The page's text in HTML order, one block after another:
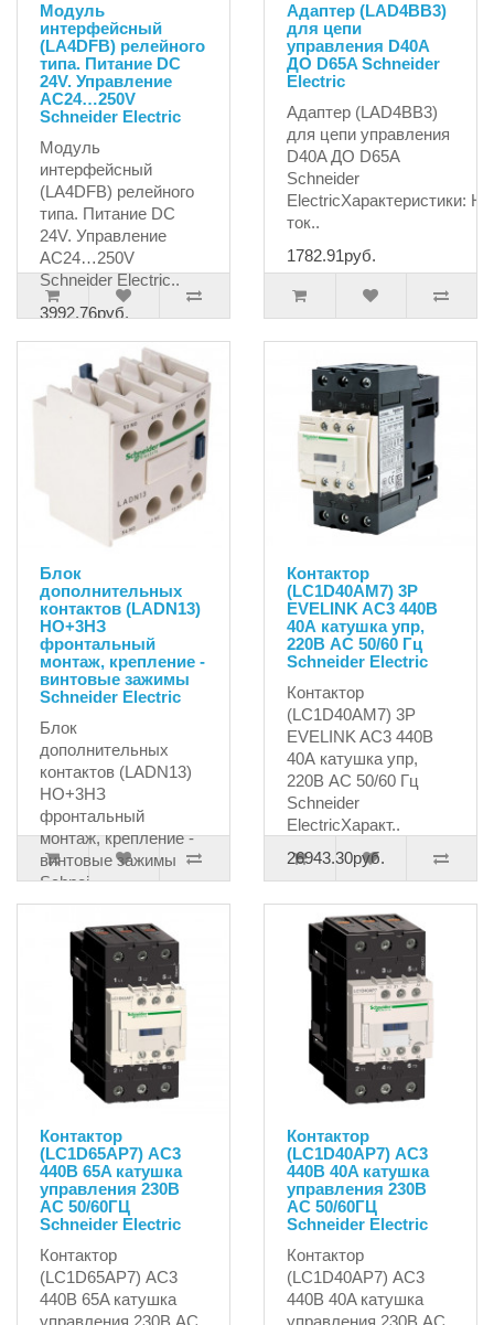
Модуль
интерфейсный
(LA4DFB) релейного
типа. Питание DC
24V. Управление
AC24…250V
Schneider Electric
Модуль
интерфейсный
(LA4DFB) релейного
типа. Питание DC
24V. Управление
AC24…250V
Schneider Electric..
3992.76руб.
Адаптер (LAD4BB3)
для цепи
управления D40A
ДО D65A Schneider
Electric
Адаптер (LAD4BB3)
для цепи управления
D40A ДО D65A
Schneider
ElectricХарактеристики:
ток..
1782.91руб.
Блок
дополнительных
контактов (LADN13)
НО+3НЗ
фронтальный
монтаж, крепление -
винтовые зажимы
Schneider Electric
Блок
дополнительных
контактов (LADN13)
НО+3НЗ
фронтальный
монтаж, крепление -
винтовые зажимы
Schnei..
Контактор
(LC1D40AM7) 3P
EVELINK AC3 440В
40А катушка упр,
220В AC 50/60 Гц
Schneider Electric
Контактор
(LC1D40AM7) 3P
EVELINK AC3 440В
40А катушка упр,
220В AC 50/60 Гц
Schneider
ElectricХаракт..
26943.30руб.
Контактор
(LC1D65AP7) AC3
440В 65A катушка
управления 230В
AC 50/60ГЦ
Schneider Electric
Контактор
(LC1D65AP7) AC3
440В 65A катушка
управления 230В AC
Контактор
(LC1D40AP7) AC3
440В 40A катушка
управления 230В
AC 50/60ГЦ
Schneider Electric
Контактор
(LC1D40AP7) AC3
440В 40A катушка
управления 230В AC